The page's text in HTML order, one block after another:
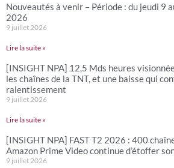
Nouveautés à venir – Période : du jeudi 9
2026
9 juillet 2026
Lire la suite »
[INSIGHT NPA] 12,5 Mds heures
les chaînes de la TNT, et une baisse qui
ralentissement
9 juillet 2026
Lire la suite »
[INSIGHT NPA] FAST T2 2026 : 400
Amazon Prime Video continue d’étoffer
9 juillet 2026